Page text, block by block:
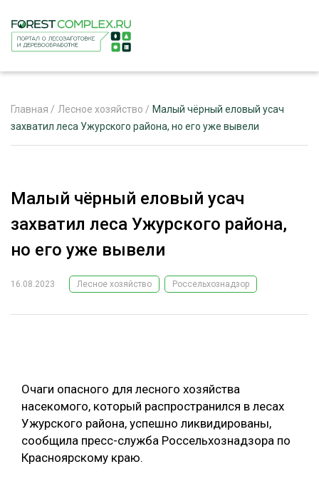
РЕКЛАМОДАТЕЛЯМ
ЛЕСНОЕ ХОЗЯЙСТВО
ЛЕСОЗАГОТОВКА
БИОЭНЕРГЕТИКА
ЛЕСОВОССТАНОВЛЕНИЕ И ЗАЩИТА
ЛОГИСТИКА
ПРОИЗВОДСТВО ДРЕВЕСНЫХ ПЛИТ
ТЕМАТИЧЕСКИЕ ПРОЕКТЫ
ПОДБОРКИ СТАТЕЙ
ЭКСПЕРТНОЕ МНЕНИЕ
Главная / Лесное хозяйство / Малый чёрный еловый усач
захватил леса Ужурского района, но его уже вывели
Малый чёрный еловый усач
захватил леса Ужурского района,
но его уже вывели
16.08.2023 Лесное хозяйство Россельхознадзор
Очаги опасного для лесного хозяйства
насекомого, который распространился в лесах
Ужурского района, успешно ликвидированы,
сообщила пресс-служба Россельхознадзора по
Красноярскому краю.